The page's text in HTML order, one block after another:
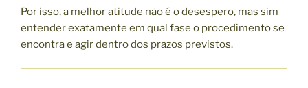
Por isso, a melhor atitude não é o desespero, mas sim
entender exatamente em qual fase o procedimento se
encontra e agir dentro dos prazos previstos.